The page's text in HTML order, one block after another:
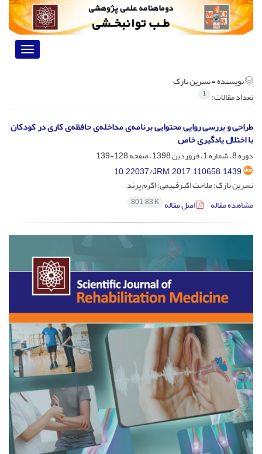
Toggle
نویسنده =نسرین نازک
تعداد مقالات: 1
طراحی و بررسی روایی محتوایی برنامه‌ی مداخله‌ی حافظه‌ی کاری در کودکان
با اختلال یادگیری خاص
دوره 8، شماره 1، فروردین 1398، صفحه
128-139
10.22037/JRM.2017.110658.1439
نسرین نازک؛ ملاحت اکبرفهیمی؛ اکرم پرند
مشاهده مقاله
اصل مقاله 801.83 K